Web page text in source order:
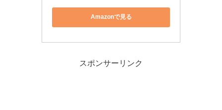
Amazonで見る
スポンサーリンク